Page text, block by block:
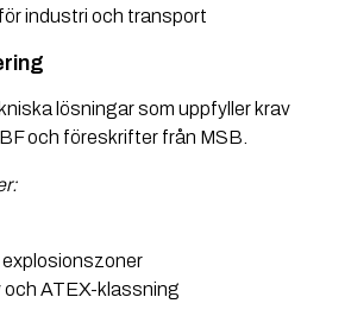
industri och transport
lösningar som uppfyller krav
och föreskrifter från MSB.
ATEX-klassning